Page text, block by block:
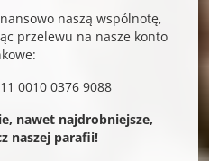
naszą wspólnotę,
przelewu na nasze konto
0010 0376 9088
nawet najdrobniejsze,
naszej parafii!